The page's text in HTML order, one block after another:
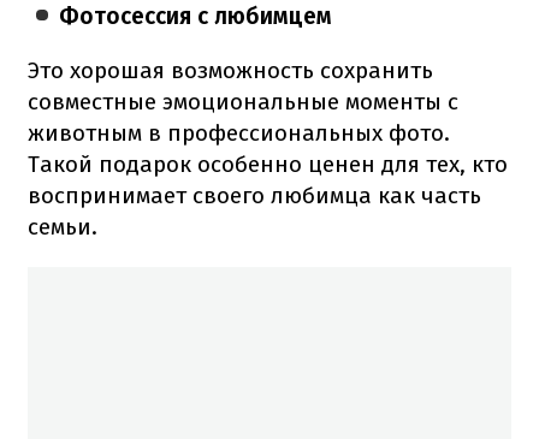
Фотосессия с любимцем
Это хорошая возможность сохранить
совместные эмоциональные моменты с
животным в профессиональных фото.
Такой подарок особенно ценен для тех, кто
воспринимает своего любимца как часть
семьи.